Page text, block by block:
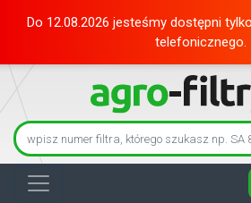
Do 12.08.2026 jesteśmy dostępni
telefonicznego.